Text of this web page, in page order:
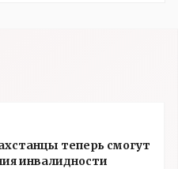
теперь смогут
инвалидности